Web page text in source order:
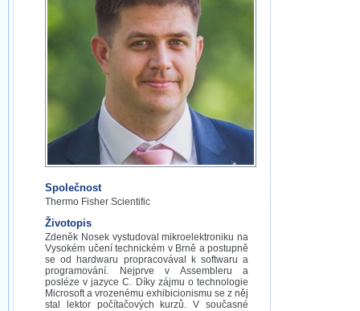
Společnost
Thermo Fisher Scientific
Životopis
Zdeněk Nosek vystudoval mikroelektroniku na
Vysokém učení technickém v Brně a postupně
se od hardwaru propracovával k softwaru a
programování. Nejprve v Assembleru a
posléze v jazyce C. Díky zájmu o technologie
Microsoft a vrozenému exhibicionismu se z něj
stal lektor počítačových kurzů. V současné